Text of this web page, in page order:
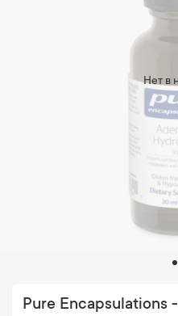
Нет в
Pure Encapsulations